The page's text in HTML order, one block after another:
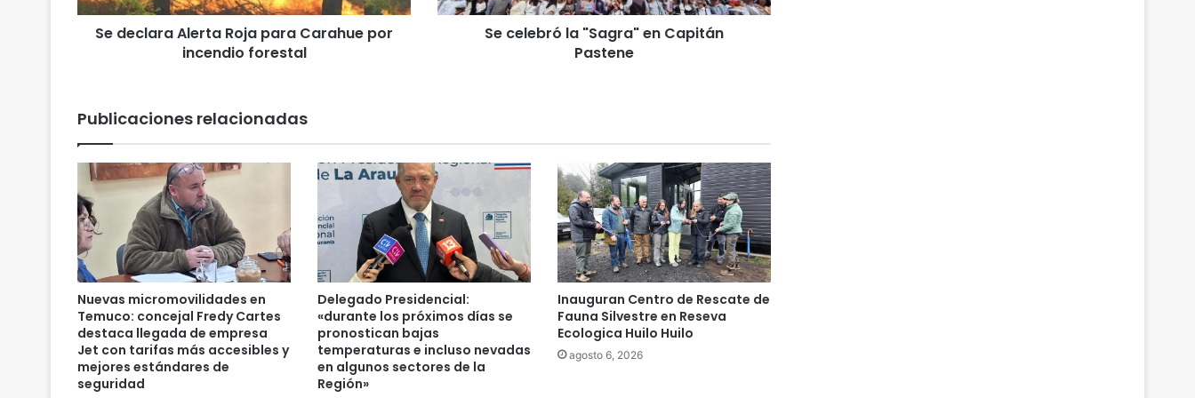
a
a
R
o
a
p
a
r
a
C
a
r
a
h
u
Se declara Alerta Roja para Carahue por
incendio forestal
ó
r
a
"
n
C
a
t
á
n
P
Se celebró la "Sagra" en Capitán
Pastene
Publicaciones relacionadas
Nuevas micromovilidades en
Temuco: concejal Fredy Cartes
destaca llegada de empresa
Jet con tarifas más accesibles y
mejores estándares de
seguridad
Delegado Presidencial:
«durante los próximos días se
pronostican bajas
temperaturas e incluso nevadas
en algunos sectores de la
Región»
Inauguran Centro de Rescate de
Fauna Silvestre en Reseva
Ecologica Huilo Huilo
agosto 6, 2026